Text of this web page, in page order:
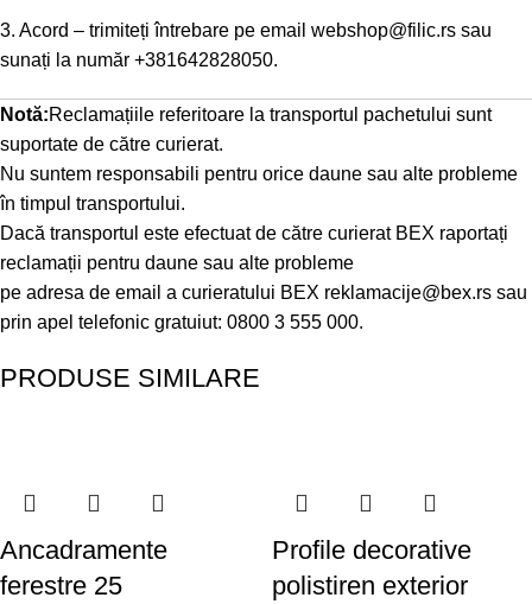
3. Acord – trimiteți întrebare pe email webshop@filic.rs sau
sunați la număr +381642828050.
Notă:Reclamațiile referitoare la transportul pachetului sunt
suportate de către curierat.
Nu suntem responsabili pentru orice daune sau alte probleme
în timpul transportului.
Dacă transportul este efectuat de către curierat BEX raportați
reclamații pentru daune sau alte probleme
pe adresa de email a curieratului BEX reklamacije@bex.rs sau
prin apel telefonic gratuiut: 0800 3 555 000.
PRODUSE SIMILARE
Ancadramente
ferestre 25
Profile decorative
polistiren exterior